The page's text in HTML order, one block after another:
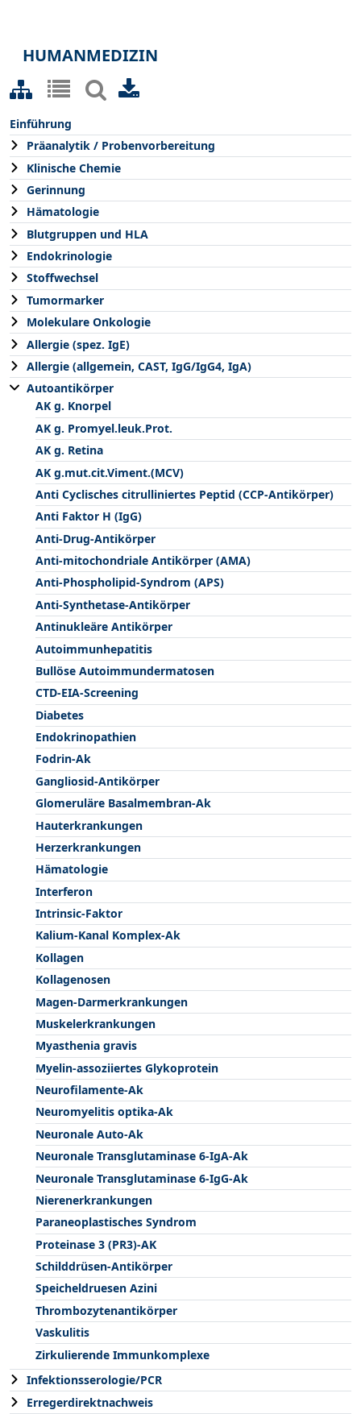
HUMANMEDIZIN
Einführung
Präanalytik / Probenvorbereitung
Klinische Chemie
Gerinnung
Hämatologie
Blutgruppen und HLA
Endokrinologie
Stoffwechsel
Tumormarker
Molekulare Onkologie
Allergie (spez. IgE)
Allergie (allgemein, CAST, IgG/IgG4, IgA)
Autoantikörper
AK g. Knorpel
AK g. Promyel.leuk.Prot.
AK g. Retina
AK g.mut.cit.Viment.(MCV)
Anti Cyclisches citrulliniertes Peptid (CCP-Antikörper)
Anti Faktor H (IgG)
Anti-Drug-Antikörper
Anti-mitochondriale Antikörper (AMA)
Anti-Phospholipid-Syndrom (APS)
Anti-Synthetase-Antikörper
Antinukleäre Antikörper
Autoimmunhepatitis
Bullöse Autoimmundermatosen
CTD-EIA-Screening
Diabetes
Endokrinopathien
Fodrin-Ak
Gangliosid-Antikörper
Glomeruläre Basalmembran-Ak
Hauterkrankungen
Herzerkrankungen
Hämatologie
Interferon
Intrinsic-Faktor
Kalium-Kanal Komplex-Ak
Kollagen
Kollagenosen
Magen-Darmerkrankungen
Muskelerkrankungen
Myasthenia gravis
Myelin-assoziiertes Glykoprotein
Neurofilamente-Ak
Neuromyelitis optika-Ak
Neuronale Auto-Ak
Neuronale Transglutaminase 6-IgA-Ak
Neuronale Transglutaminase 6-IgG-Ak
Nierenerkrankungen
Paraneoplastisches Syndrom
Proteinase 3 (PR3)-AK
Schilddrüsen-Antikörper
Speicheldruesen Azini
Thrombozytenantikörper
Vaskulitis
Zirkulierende Immunkomplexe
Infektionsserologie/PCR
Erregerdirektnachweis